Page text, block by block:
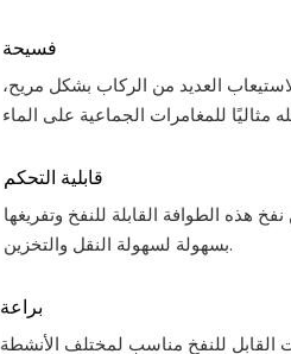
فسيحة
العديد من الركاب بشكل مريح،
قابلية التحكم
هذه الطوافة القابلة للنفخ وتفريغها
بسهولة لسهولة النقل والتخزين.
براعة
القابل للنفخ مناسب لمختلف الأنشطة